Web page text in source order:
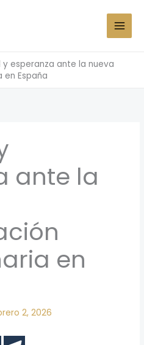
y esperanza ante la nueva
en España
ante la
en
2, 2026